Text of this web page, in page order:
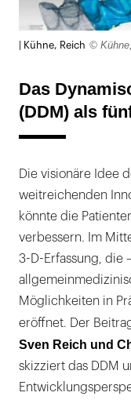
| Kühne, Reich ©
Das
(DDM) als
Die visionäre Idee
weitreichenden
könnte die
verbessern. Im
3-D-Erfassung, die
Möglichkeiten in
eröffnet. Der
Sven Reich und
skizziert das DDM